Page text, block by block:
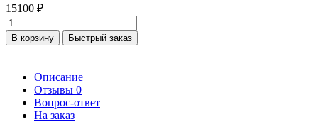
15100 ₽
В корзину Быстрый заказ
Описание
Отзывы 0
Вопрос-ответ
На заказ